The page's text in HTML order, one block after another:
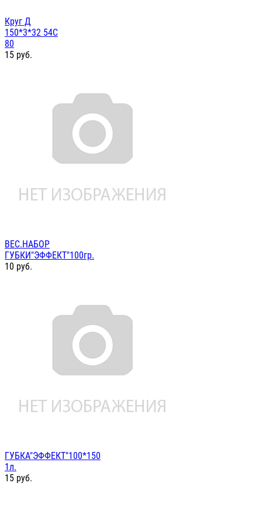
Круг Д
150*3*32 54С
80
15 руб.
ВЕС.НАБОР
ГУБКИ"ЭФФЕКТ"100гр.
10 руб.
ГУБКА"ЭФФЕКТ"100*150
1л.
15 руб.